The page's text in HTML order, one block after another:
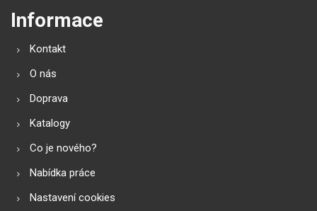
Informace
Kontakt
O nás
Doprava
Katalogy
Co je nového?
Nabídka práce
Nastavení cookies